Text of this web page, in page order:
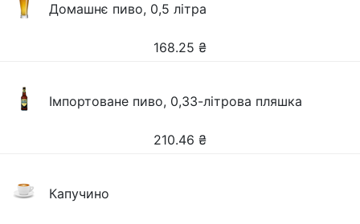
Домашнє пиво, 0,5 літра
168.25 ₴
Імпортоване пиво, 0,33-літрова пляшка
210.46 ₴
Капучино